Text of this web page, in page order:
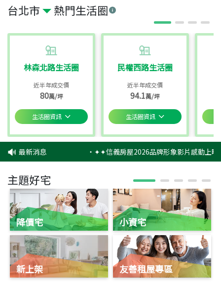
台北市 熱門生活圈
林森北路生活圈
近半年成交價
80萬/坪
生活圈資訊
民權西路生活圈
近半年成交價
94.1萬/坪
生活圈資訊
最新消息 ‧✦✦信義房屋2026品牌形象影片感動上映
主題好宅
降價宅
新上架
小資宅
友善租屋專區